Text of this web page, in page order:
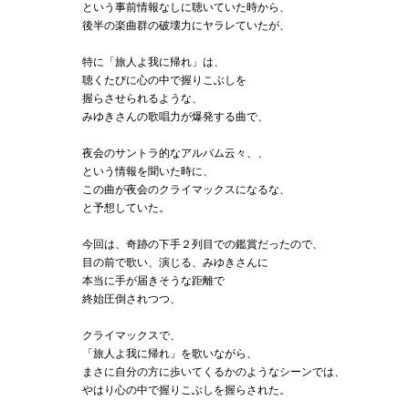
という事前情報なしに聴いていた時から、
後半の楽曲群の破壊力にヤラレていたが、
特に「旅人よ我に帰れ」は、
聴くたびに心の中で握りこぶしを
握らさせられるような、
みゆきさんの歌唱力が爆発する曲で、
夜会のサントラ的なアルバム云々、、
という情報を聞いた時に、
この曲が夜会のクライマックスになるな、
と予想していた。
今回は、奇跡の下手２列目での鑑賞だったので、
目の前で歌い、演じる、みゆきさんに
本当に手が届きそうな距離で
終始圧倒されつつ、
クライマックスで、
「旅人よ我に帰れ」を歌いながら、
まさに自分の方に歩いてくるかのようなシーンでは、
やはり心の中で握りこぶしを握らされた。